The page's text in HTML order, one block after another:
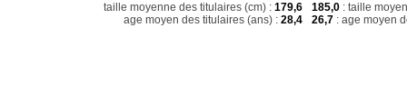
taille moyenne des titulaires (cm) : 179,6
age moyen des titulaires (ans) : 28,4
185,0 : taille
26,7 : age moyen